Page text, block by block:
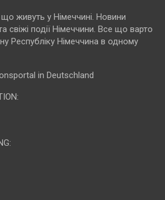
що живуть у Німеччині. Новини
свіжі події Німеччини. Все що варто
Республіку Німеччина в одному
in Deutschland